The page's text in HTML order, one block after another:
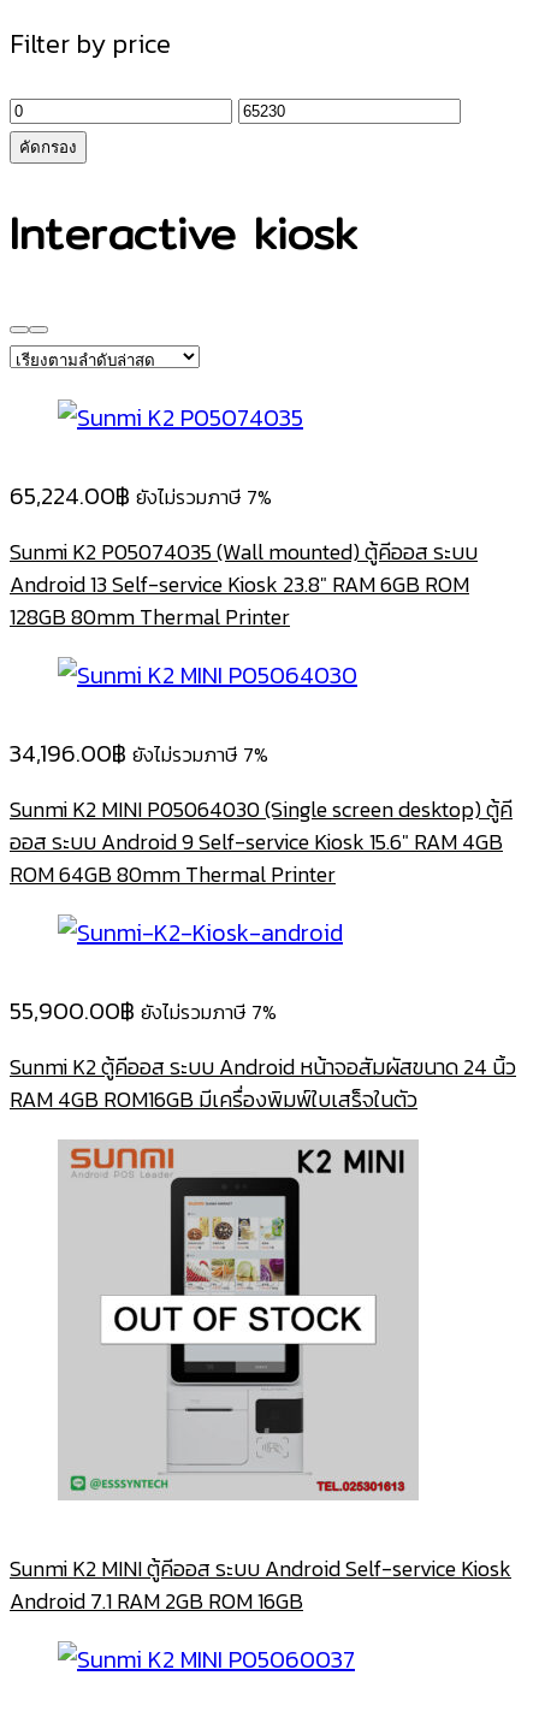
Filter by price
ราคา
ต่ำ
ราคา
คัดกรอง
Interactive kiosk
65,224.00฿ ยังไม่รวมภาษี 7%
Sunmi K2 P05074035 (Wall mounted) ตู้คีออส ระบบ
Android 13 Self-service Kiosk 23.8″ RAM 6GB ROM
128GB 80mm Thermal Printer
34,196.00฿ ยังไม่รวมภาษี 7%
Sunmi K2 MINI P05064030 (Single screen desktop) ตู้คี
ออส ระบบ Android 9 Self-service Kiosk 15.6″ RAM 4GB
ROM 64GB 80mm Thermal Printer
55,900.00฿ ยังไม่รวมภาษี 7%
Sunmi K2 ตู้คีออส ระบบ Android หน้าจอสัมผัสขนาด 24 นิ้ว
RAM 4GB ROM16GB มีเครื่องพิมพ์ใบเสร็จในตัว
Sunmi K2 MINI ตู้คีออส ระบบ Android Self-service Kiosk
Android 7.1 RAM 2GB ROM 16GB